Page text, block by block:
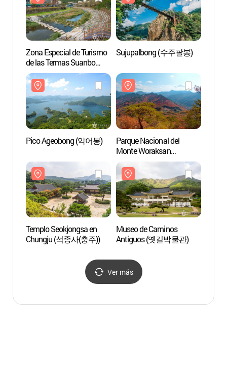
Zona Especial de Turismo
de las Termas Suanbo
(수안보온천 관광특구)
Sujupalbong (수주팔봉)
Pico Ageobong (악어봉)
Parque Nacional del
Monte Woraksan
(월악산국립공원)
Templo Seokjongsa en
Chungju (석종사(충주))
Museo de Caminos
Antiguos (옛길박물관)
Ver más